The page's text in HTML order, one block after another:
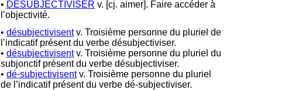
• DÉSUBJECTIVISER v. [cj. aimer]. Faire accéder à
l’objectivité.
• désubjectivisentv. Troisième personne du pluriel de
l’indicatif présent du verbe désubjectiviser.
• désubjectivisentv. Troisième personne du pluriel du
subjonctif présent du verbe désubjectiviser.
• dé-subjectivisentv. Troisième personne du pluriel
de l’indicatif présent du verbe dé-subjectiviser.